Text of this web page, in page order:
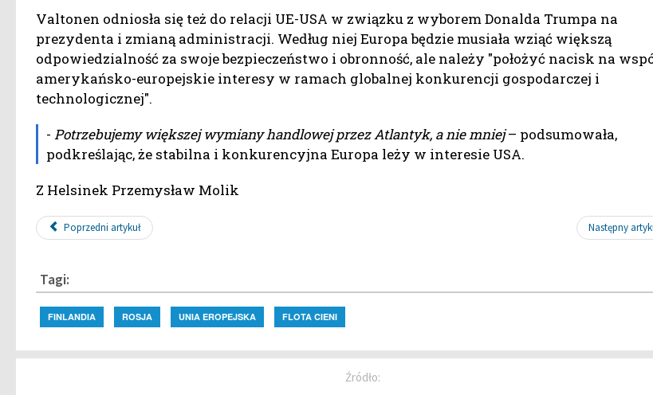
Valtonen odniosła się też do relacji UE-USA w związku z wyborem Donalda Trumpa na
prezydenta i zmianą administracji. Według niej Europa będzie musiała wziąć większą
odpowiedzialność za swoje bezpieczeństwo i obronność, ale należy "położyć nacisk na
amerykańsko-europejskie interesy w ramach globalnej konkurencji gospodarczej i
technologicznej".
- Potrzebujemy większej wymiany handlowej przez Atlantyk, a nie mniej– podsumowała,
podkreślając, że stabilna i konkurencyjna Europa leży w interesie USA.
Z Helsinek Przemysław Molik
Poprzedni artykuł Następny
Tagi:
FINLANDIA ROSJA UNIA EROPEJSKA FLOTA CIENI
Źródło: